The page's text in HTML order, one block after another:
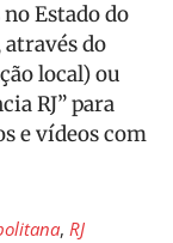
Estado do
através do
local) ou
RJ” para
e vídeos com
, RJ